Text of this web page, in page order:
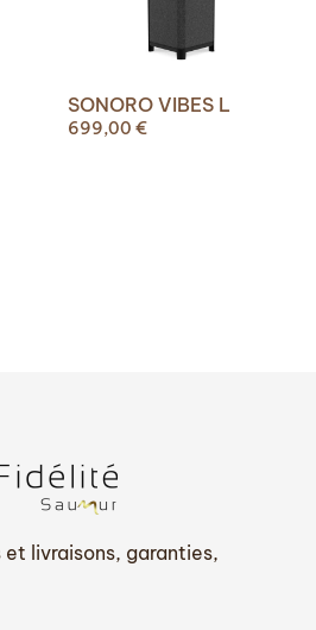
SONORO VIBES L
699,00 €
livraisons, garanties,